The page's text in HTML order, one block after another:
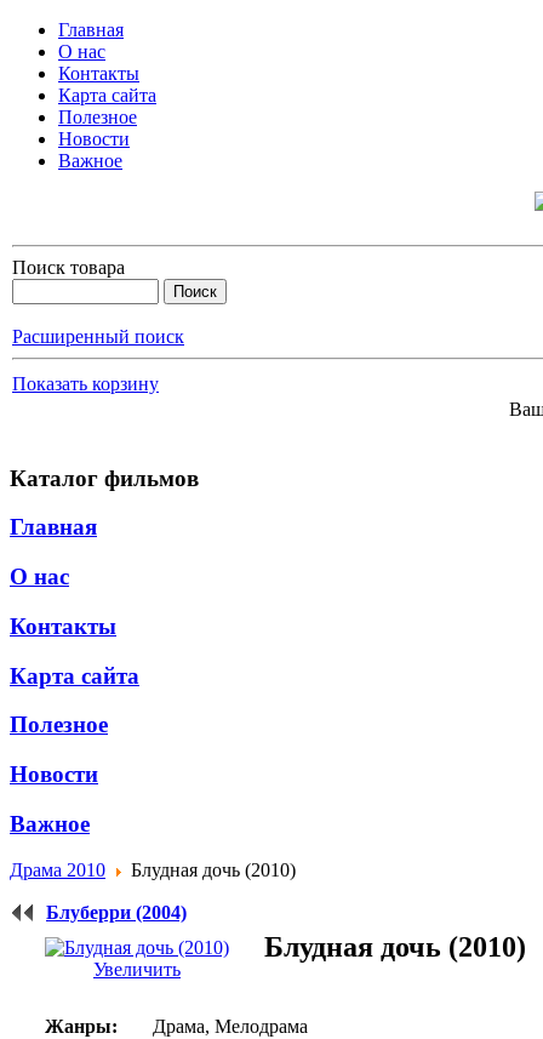
Главная
О нас
Контакты
Карта сайта
Полезное
Новости
Важное
Поиск товара
Расширенный поиск
Показать корзину
Каталог фильмов
Главная
О нас
Контакты
Карта сайта
Полезное
Новости
Важное
Драма 2010 Блудная дочь (2010)
Блуберри (2004)
Увеличить
Блудная дочь (2010)
Жанры: Драма, Мелодрама